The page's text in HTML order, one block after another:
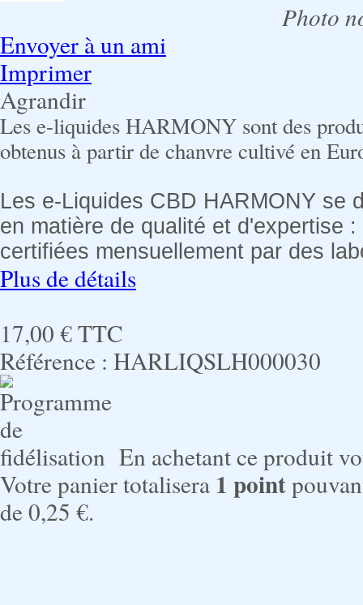
Photo
Envoyer à un ami
Imprimer
Agrandir
Les e-liquides HARMONY sont des
obtenus à partir de chanvre cultivé en
Les e-Liquides CBD HARMONY se
en matière de qualité et d'expertise
certifiées mensuellement par des
Plus de détails
17,00 €TTC
Référence : HARLIQSLH000030
En achetant ce produit
Votre panier totalisera 1 point
de0,25 €.